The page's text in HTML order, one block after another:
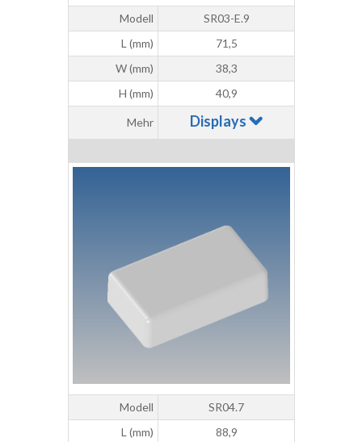
Modell
SR03-E.9
L (mm)
71,5
W (mm)
38,3
H (mm)
40,9
Mehr Displays
Modell
SR04.7
L (mm)
88,9